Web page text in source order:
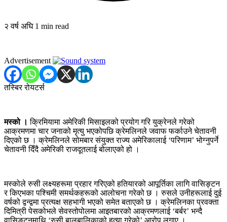
२ वर्ष अघि 1 min read
Advertisement
तस्बिर रोयटर्स
मस्को । क्रिमियामा अमेरिकी मिसाइलको प्रयोग गरि युक्रेनले गरेको
आक्रमणमा चार जनाको मृत्यु भएकोपछि क्रेमलिनले जवाफ फर्काउने चेतावनी
दिएको छ । क्रेमलिनले सोमबार संयुक्त राज्य अमेरिकालाई ‘परिणाम’ भोग्नुपर्ने
चेतावनी दिँदै अमेरिकी राजदूतलाई बोलाएको हो ।
मस्कोले रुसी लक्ष्यहरूमा प्रहार गरिएको हतियारको आपूर्तिका लागि वासिङ्टन
र किएभका पश्चिमी समर्थकहरूको आलोचना गरेको छ । रुसले उनीहरूलाई दुई
वर्षको द्वन्द्वमा प्रत्यक्ष सहभागी भएको समेत बताएको छ । क्रेमलिनका प्रवक्ता
दिमित्री पेसकोभले सेवस्तोपोलमा आइतबारको आक्रमणलाई ‘बर्बर’ भन्दै